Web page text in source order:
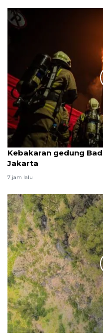
Kebakaran gedung
Jakarta
7 jam lalu